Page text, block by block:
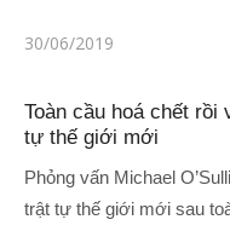
Đăng
30/06/2019
Toàn cầu hoá chết rồi
tự thế giới mới
Phỏng vấn Michael
trật tự thế giới mới sau